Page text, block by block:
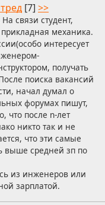
[7] >>
связи студент,
механика.
интересует
получать
поиска вакансий
начал думал о
форумах пишут,
что после n-лет
никто так и не
что эти самые
выше средней зп по
из инженеров или
зарплатой.